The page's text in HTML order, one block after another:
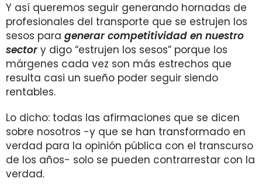
Y así queremos seguir generando hornadas de
profesionales del transporte que se estrujen los
sesos para generar competitividad en nuestro
sectory digo “estrujen los sesos” porque los
márgenes cada vez son más estrechos que
resulta casi un sueño poder seguir siendo
rentables.
Lo dicho: todas las afirmaciones que se dicen
sobre nosotros -y que se han transformado en
verdad para la opinión pública con el transcurso
de los años- solo se pueden contrarrestar con la
verdad.